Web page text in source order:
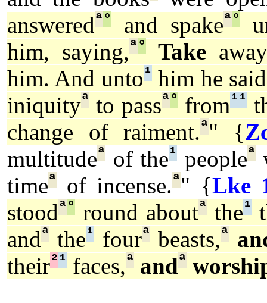
answeredª° and spakeª°
him, saying,ª° Take away
him. And unto¹him he
iniquityª to passª°from¹ ¹
change of raiment.ª" {
multitudeª of the¹ peopleª
timeª of incense.ª" {Lke
stoodª° round aboutª the¹
andª the¹ fourª beasts,ª
their²¹ faces,ª andª